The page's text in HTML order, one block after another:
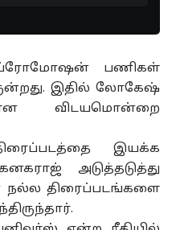
ப்ரோமோஷன் பணிகள்
இதில் லோகேஷ்
விடயமொன்றை
இயக்க
அடுத்தடுத்து
நல்ல திரைப்படங்களை